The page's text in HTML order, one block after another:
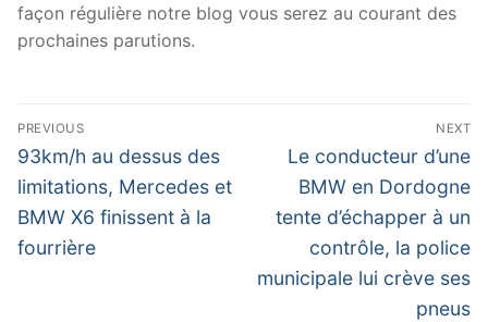
façon régulière notre blog vous serez au courant des
prochaines parutions.
Navigation
de
l’article
PREVIOUS
Previous
post:
93km/h au dessus des
limitations, Mercedes et
BMW X6 finissent à la
fourrière
NEXT
Next
post:
Le conducteur d’une
BMW en Dordogne
tente d’échapper à un
contrôle, la police
municipale lui crève ses
pneus